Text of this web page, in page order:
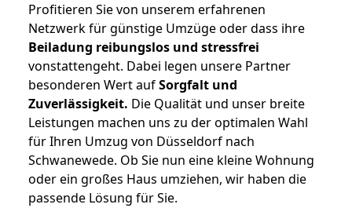
Profitieren Sie von unserem erfahrenen
Netzwerk für günstige Umzüge oder dass ihre
Beiladung reibungslos und stressfrei
vonstattengeht. Dabei legen unsere Partner
besonderen Wert aufSorgfalt und
Zuverlässigkeit. Die Qualität und unser breite
Leistungen machen uns zu der optimalen Wahl
für Ihren Umzug von Düsseldorf nach
Schwanewede. Ob Sie nun eine kleine Wohnung
oder ein großes Haus umziehen, wir haben die
passende Lösung für Sie.